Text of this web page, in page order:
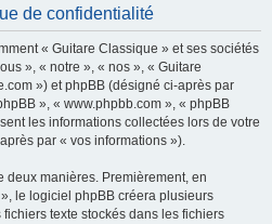
de confidentialité
« Guitare Classique » et ses sociétés
», « notre », « nos », « Guitare
») et phpBB (désigné ci-après par
», « www.phpbb.com », « phpBB
les informations collectées lors de votre
par « vos informations »).
deux manières. Premièrement, en
le logiciel phpBB créera plusieurs
texte stockés dans les fichiers